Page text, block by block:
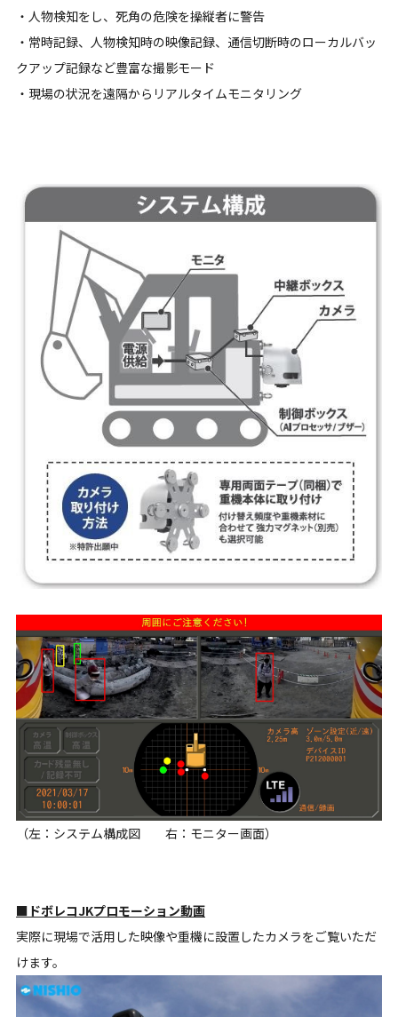
・人物検知をし、死角の危険を操縦者に警告
・常時記録、人物検知時の映像記録、通信切断時のローカルバッ
クアップ記録など豊富な撮影モード
・現場の状況を遠隔からリアルタイムモニタリング
（左：システム構成図 右：モニター画面）
■ドボレコJKプロモーション動画
実際に現場で活用した映像や重機に設置したカメラをご覧いただ
けます。